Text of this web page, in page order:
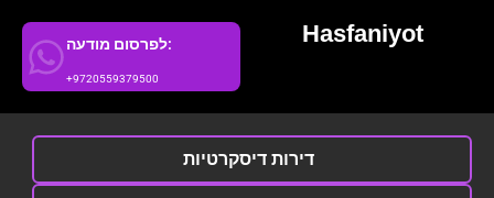
לפרסום מודעה:
+9720559379500
Hasfaniyot
דירות דיסקרטיות